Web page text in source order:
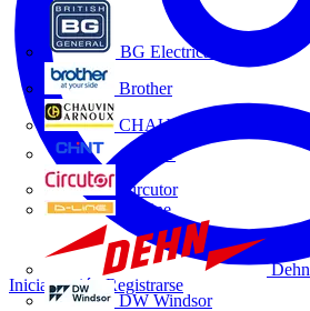
BG Electrical
Brother
CHAUVIN ARNOUX
CHINT
Circutor
D-Line
Dehn
DW Windsor
Iniciar sesión Registrarse